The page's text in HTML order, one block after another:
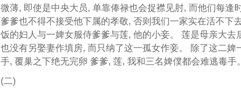
微薄, 即使是中央大员, 单靠俸禄也会捉襟见肘, 而他们每逢
爹爹也不得不接受他下属的孝敬, 否则我们一家实在活不下
饭的妇人与一婢女服侍爹爹与莲, 他的小妾。 莲是母亲大
也没有另娶妻作填房, 而只纳了这一孤女作妾。 除了这二
手, 覆巢之下绝无完卵 爹爹, 莲, 我和三名婢僕都会难逃毒手。
(二)